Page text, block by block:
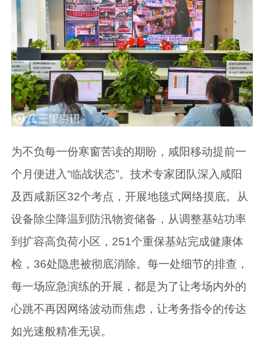
为不负每一份寒窗苦读的期盼，咸阳移动提前一
个月便进入“临战状态”。技术专家团队深入咸阳
及西咸新区32个考点，开展地毯式网络摸底。从
设备除尘降温到防汛物资储备，从调整基站功率
到扩容高负荷小区，251个重保基站完成健康体
检，36处隐患被彻底消除。每一处细节的排查，
每一场应急演练的开展，都是为了让考场内外的
心跳不再因网络波动而焦虑，让考务指令的传达
如光速般精准无误。